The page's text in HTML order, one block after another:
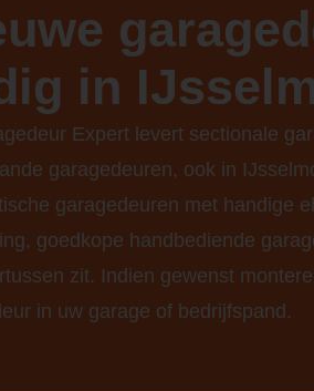
in
Expert levert sectionale
garagedeuren, ook in
garagedeuren met handige
goedkope handbediende
zit. Indien gewenst
in uw garage of bedrijfspand.